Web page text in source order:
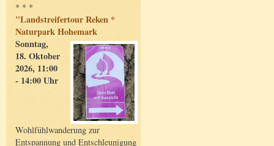
* * *
"Landstreifertour Reken *
Naturpark Hohemark
Sonntag,
18. Oktober
2026, 11:00
- 14:00 Uhr
Wohlfühlwanderung zur
Entspannung und Entschleunigung